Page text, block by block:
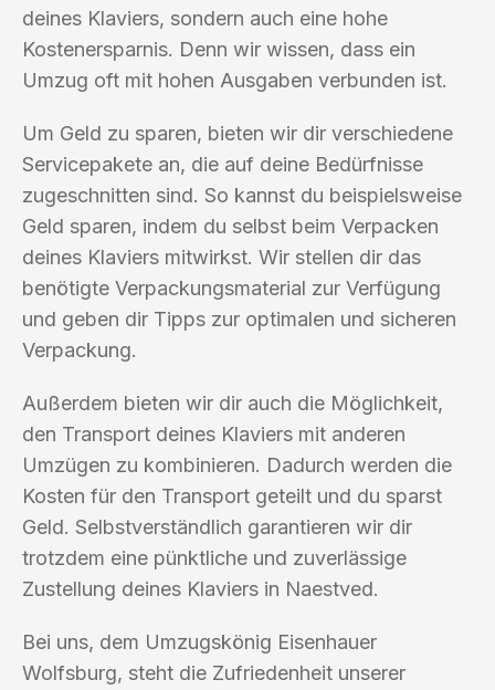
deines Klaviers, sondern auch eine hohe
Kostenersparnis. Denn wir wissen, dass ein
Umzug oft mit hohen Ausgaben verbunden ist.
Um Geld zu sparen, bieten wir dir verschiedene
Servicepakete an, die auf deine Bedürfnisse
zugeschnitten sind. So kannst du beispielsweise
Geld sparen, indem du selbst beim Verpacken
deines Klaviers mitwirkst. Wir stellen dir das
benötigte Verpackungsmaterial zur Verfügung
und geben dir Tipps zur optimalen und sicheren
Verpackung.
Außerdem bieten wir dir auch die Möglichkeit,
den Transport deines Klaviers mit anderen
Umzügen zu kombinieren. Dadurch werden die
Kosten für den Transport geteilt und du sparst
Geld. Selbstverständlich garantieren wir dir
trotzdem eine pünktliche und zuverlässige
Zustellung deines Klaviers in Naestved.
Bei uns, dem Umzugskönig Eisenhauer
Wolfsburg, steht die Zufriedenheit unserer